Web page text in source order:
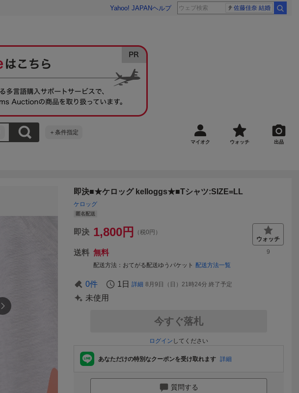
Yahoo! JAPANヘルプ 佐藤佳奈 結婚
＋条件指定
マイオク ウォッチ 出品
即決■★ケロッグ kelloggs★■Tシャツ:SIZE=LL
ケロッグ
匿名配送
即決 1,800円 （税0円）
送料 無料
配送方法 おてがる配送ゆうパケット 配送方法一覧
9
0件 1日 詳細 8月9日（日）21時24分 終了予定
未使用
今すぐ落札
ログイン してください
あなただけの特別なクーポンを受け取れます 詳細
質問する